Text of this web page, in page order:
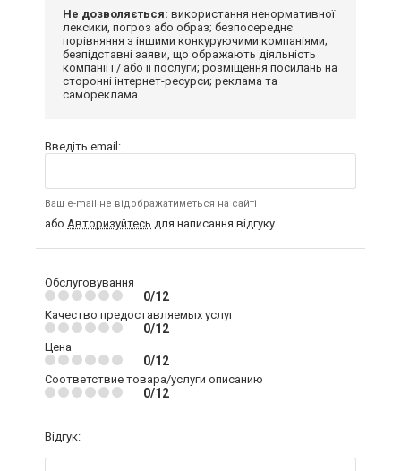
Не дозволяється: використання ненормативної
лексики, погроз або образ; безпосереднє
порівняння з іншими конкуруючими компаніями;
безпідставні заяви, що ображають діяльність
компанії і / або її послуги; розміщення посилань на
сторонні інтернет-ресурси; реклама та
самореклама.
Введіть email:
Ваш e-mail не відображатиметься на сайті
або Авторизуйтесь для написання відгуку
Обслуговування
0/12
Качество предоставляемых услуг
0/12
Цена
0/12
Соответствие товара/услуги описанию
0/12
Відгук: